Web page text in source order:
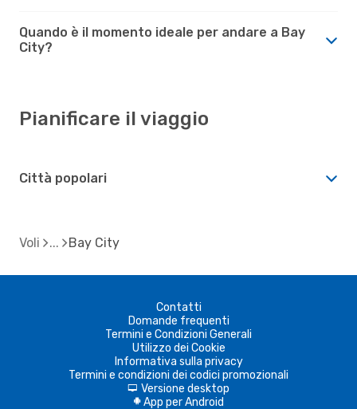
Quando è il momento ideale per andare a Bay
City?
Pianificare il viaggio
Città popolari
Voli Bay City
Contatti
Domande frequenti
Termini e Condizioni Generali
Utilizzo dei Cookie
Informativa sulla privacy
Termini e condizioni dei codici promozionali
d Versione desktop
A App per Android